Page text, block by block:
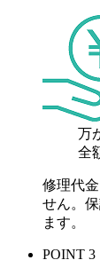
万
全
修理代
せん。
ます。
POINT 3